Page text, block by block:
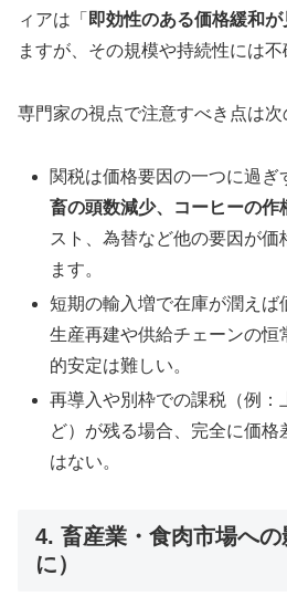
ィアは「 即効性のある価格緩和
ますが、その規模や持続性には不
専門家の視点で注意すべき点は次
関税は価格要因の一つに過ぎ
畜の頭数減少、コーヒーの作
スト、為替など他の要因が価
ます。
短期の輸入増で在庫が潤えば
生産再建や供給チェーンの恒
的安定は難しい。
再導入や別枠での課税（例：
ど）が残る場合、完全に価
はない。
4. 畜産業・食肉市場へ
に）